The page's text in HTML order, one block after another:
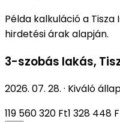
Példa kalkuláció a
hirdetési árak alapján.
3-szobás lakás,
2026. 07. 28. · Kiváló
119 560 320 Ft1 328 448